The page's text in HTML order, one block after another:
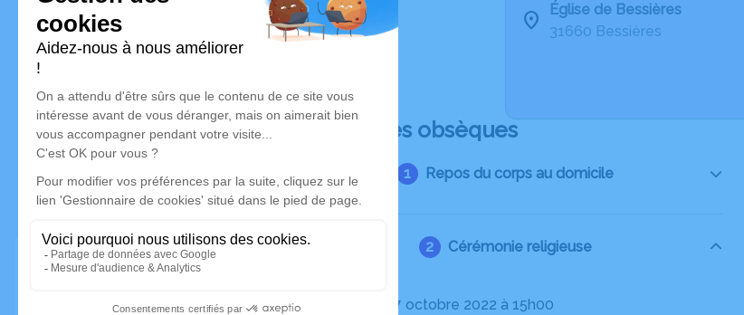
Église de Bessières
31660 Bessières
Déroulé des obsèques
Repos du corps au domicile
Cérémonie religieuse
Le lundi 17 octobre 2022 à 15h00